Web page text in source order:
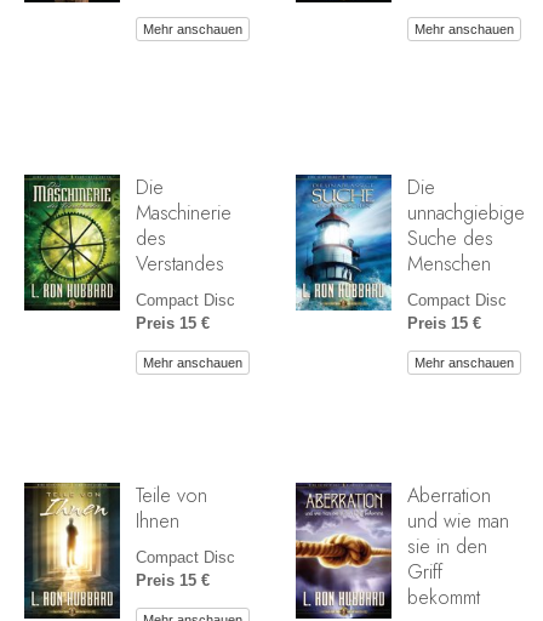
Mehr anschauen Mehr anschauen
Die
Maschinerie
des
Verstandes
Compact Disc
Preis 15 €
Mehr anschauen
Die
unnachgiebige
Suche des
Menschen
Compact Disc
Preis 15 €
Mehr anschauen
Teile von
Ihnen
Compact Disc
Preis 15 €
Aberration
und wie man
sie in den
Griff
bekommt